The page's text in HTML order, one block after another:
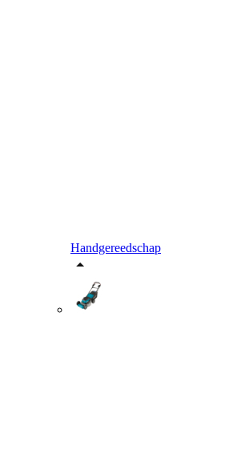
Handgereedschap